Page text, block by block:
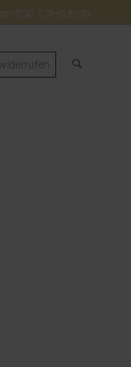
07 21 / 75 40 51 30